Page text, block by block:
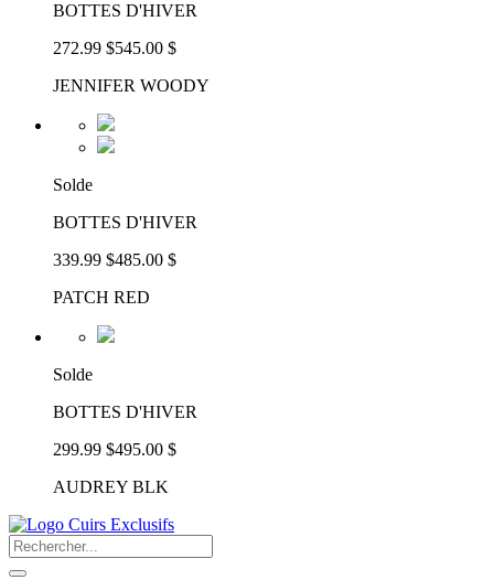
BOTTES D'HIVER
272.99 $545.00 $
JENNIFER WOODY
Solde
BOTTES D'HIVER
339.99 $485.00 $
PATCH RED
Solde
BOTTES D'HIVER
299.99 $495.00 $
AUDREY BLK